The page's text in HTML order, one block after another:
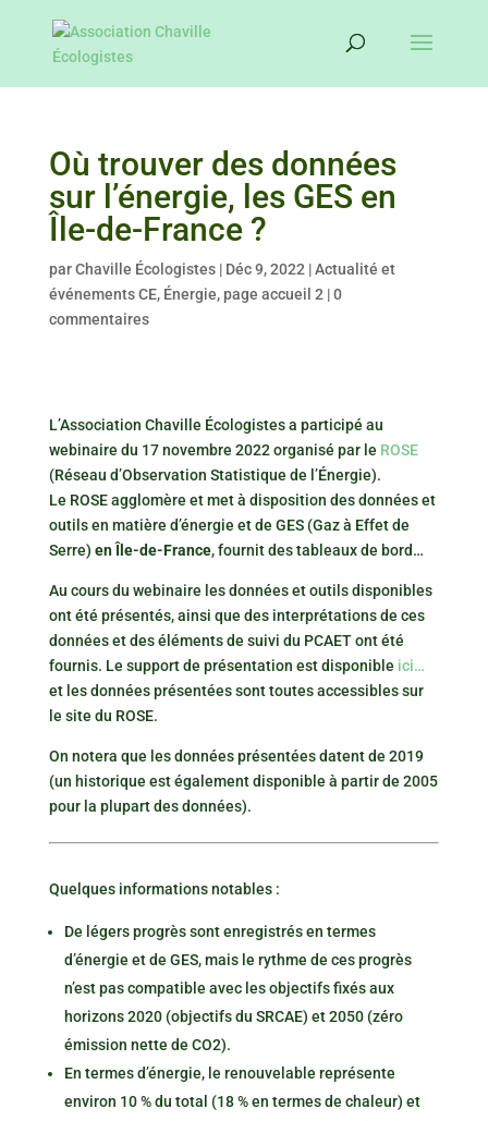
Où trouver des données
sur l’énergie, les GES en
Île-de-France ?
parChaville Écologistes| Déc 9, 2022 |Actualité et
événements CE, Énergie, page accueil 2 |0
commentaires
L’Association Chaville Écologistes a participé au
webinaire du 17 novembre 2022 organisé par le ROSE
(Réseau d’Observation Statistique de l’Énergie).
Le ROSE agglomère et met à disposition des données et
outils en matière d’énergie et de GES (Gaz à Effet de
Serre) en Île-de-France, fournit des tableaux de bord…
Au cours du webinaire les données et outils disponibles
ont été présentés, ainsi que des interprétations de ces
données et des éléments de suivi du PCAET ont été
fournis. Le support de présentation est disponible ici…
et les données présentées sont toutes accessibles sur
le site du ROSE.
On notera que les données présentées datent de 2019
(un historique est également disponible à partir de 2005
pour la plupart des données).
Quelques informations notables :
De légers progrès sont enregistrés en termes
d’énergie et de GES, mais le rythme de ces progrès
n’est pas compatible avec les objectifs fixés aux
horizons 2020 (objectifs du SRCAE) et 2050 (zéro
émission nette de CO2).
En termes d’énergie, le renouvelable représente
environ 10 % du total (18 % en termes de chaleur) et